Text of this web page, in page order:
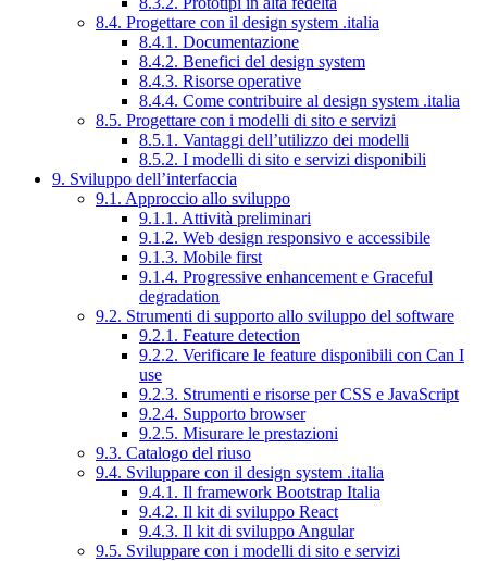
8.4. Progettare con il design system .italia
8.4.1. Documentazione
8.4.2. Benefici del design system
8.4.3. Risorse operative
8.4.4. Come contribuire al design system .italia
8.5. Progettare con i modelli di sito e servizi
8.5.1. Vantaggi dell’utilizzo dei modelli
8.5.2. I modelli di sito e servizi disponibili
9. Sviluppo dell’interfaccia
9.1. Approccio allo sviluppo
9.1.1. Attività preliminari
9.1.2. Web design responsivo e accessibile
9.1.3. Mobile first
9.1.4. Progressive enhancement e Graceful
degradation
9.2. Strumenti di supporto allo sviluppo del software
9.2.1. Feature detection
9.2.2. Verificare le feature disponibili con Can I
use
9.2.3. Strumenti e risorse per CSS e JavaScript
9.2.4. Supporto browser
9.2.5. Misurare le prestazioni
9.3. Catalogo del riuso
9.4. Sviluppare con il design system .italia
9.4.1. Il framework Bootstrap Italia
9.4.2. Il kit di sviluppo React
9.4.3. Il kit di sviluppo Angular
9.5. Sviluppare con i modelli di sito e servizi